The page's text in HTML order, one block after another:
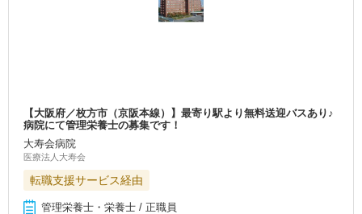
【大阪府／枚方市（京阪本線）】最寄り駅より無料送迎バスあり♪
病院にて管理栄養士の募集です！
大寿会病院
医療法人大寿会
転職支援サービス経由
管理栄養士・栄養士 / 正職員